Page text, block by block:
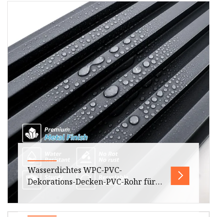
Verpackung und
Verbundwerkstoff
Der YiCen-Zaun besteht aus einer Mischung
aus recycelten Naturfasern (Holzpulver),
wiederverwendetem Kunststoffmaterial
Wasserdichtes WPC-PVC-
Dekorations-Decken-PVC-Rohr für